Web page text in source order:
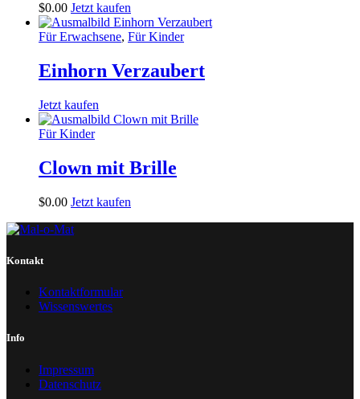
$0.00 Jetzt kaufen
Für Erwachsene, Für Kinder
Einhorn Verzaubert
Jetzt kaufen
Für Kinder
Clown mit Brille
$0.00 Jetzt kaufen
Kontakt
Kontaktformular
Wissenswertes
Info
Impressum
Datenschutz